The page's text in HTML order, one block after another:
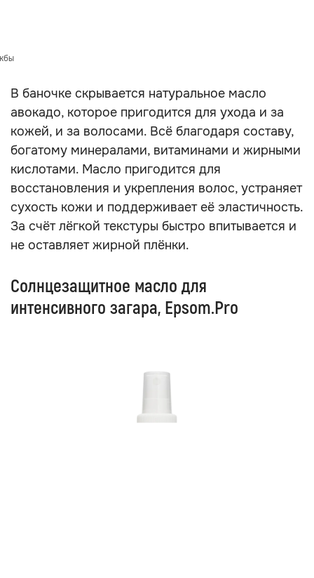
В баночке скрывается натуральное масло
авокадо, которое пригодится для ухода и за
кожей, и за волосами. Всё благодаря составу,
богатому минералами, витаминами и жирными
кислотами. Масло пригодится для
восстановления и укрепления волос, устраняет
сухость кожи и поддерживает её эластичность.
За счёт лёгкой текстуры быстро впитывается и
не оставляет жирной плёнки.
Солнцезащитное масло для
интенсивного загара, Epsom.Pro